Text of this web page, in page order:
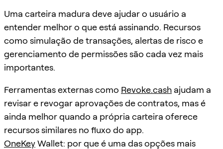
Uma carteira madura deve ajudar o usuário a
entender melhor o que está assinando. Recursos
como simulação de transações, alertas de risco e
gerenciamento de permissões são cada vez mais
importantes.
Ferramentas externas como Revoke.cash ajudam a
revisar e revogar aprovações de contratos, mas é
ainda melhor quando a própria carteira oferece
recursos similares no fluxo do app.
OneKeyWallet: por que é uma das opções mais